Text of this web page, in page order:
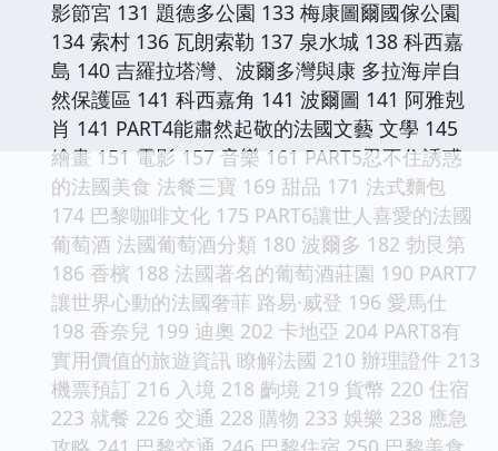
影節宮 131 題德多公園 133 梅康圖爾國傢公園
134 索村 136 瓦朗索勒 137 泉水城 138 科西嘉
島 140 吉羅拉塔灣、波爾多灣與康 多拉海岸自
然保護區 141 科西嘉角 141 波爾圖 141 阿雅剋
肖 141 PART4能肅然起敬的法國文藝 文學 145
繪畫 151 電影 157 音樂 161 PART5忍不住誘惑
的法國美食 法餐三寶 169 甜品 171 法式麵包
174 巴黎咖啡文化 175 PART6讓世人喜愛的法國
葡萄酒 法國葡萄酒分類 180 波爾多 182 勃艮第
186 香檳 188 法國著名的葡萄酒莊園 190 PART7
讓世界心動的法國奢菲 路易·威登 196 愛馬仕
198 香奈兒 199 迪奧 202 卡地亞 204 PART8有
實用價值的旅遊資訊 瞭解法國 210 辦理證件 213
機票預訂 216 入境 218 齣境 219 貨幣 220 住宿
223 就餐 226 交通 228 購物 233 娛樂 238 應急